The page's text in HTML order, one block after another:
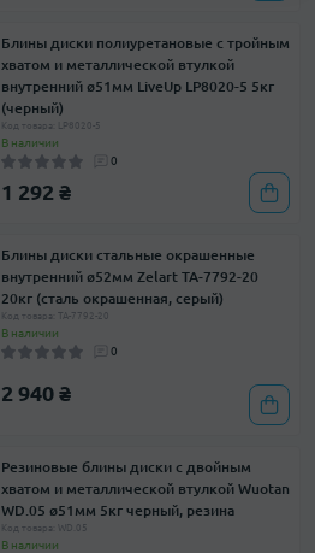
Блины диски полиуретановые с тройным
хватом и металлической втулкой
внутренний ø51мм LiveUp LP8020-5 5кг
(черный)
Код товара: LP8020-5
В наличии
0
1 292 ₴
Блины диски стальные окрашенные
внутренний ø52мм Zelart TA-7792-20
20кг (сталь окрашенная, серый)
Код товара: TA-7792-20
В наличии
0
2 940 ₴
Резиновые блины диски с двойным
хватом и металлической втулкой Wuotan
WD.05 ø51мм 5кг черный, резина
Код товара: WD.05
В наличии